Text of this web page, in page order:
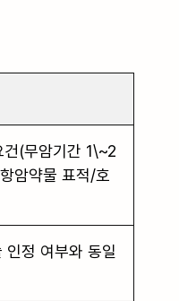
건(무암기간 1\~2
암약물 표적/호
인정 여부와 동일